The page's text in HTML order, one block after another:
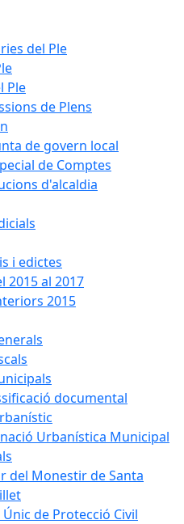
del Ple
Ple
de Plens
de govern local
de Comptes
d'alcaldia
i edictes
2015 al 2017
2015
documental
Urbanística Municipal
del Monestir de Santa
de Protecció Civil